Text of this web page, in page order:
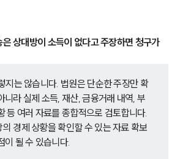
상대방이 소득이 없다고 주장하면 청구가
지는 않습니다. 법원은 단순한 주장만 확
니라 실제 소득, 재산, 금융거래 내역, 부
등 여러 자료를 종합적으로 검토합니다.
경제 상황을 확인할 수 있는 자료 확보
이 될 수 있습니다.